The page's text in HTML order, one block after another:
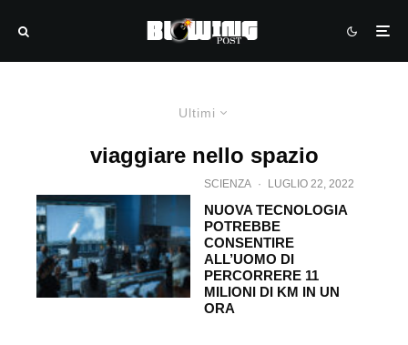
Ultimi
viaggiare nello spazio
SCIENZA · LUGLIO 22, 2022
NUOVA TECNOLOGIA
POTREBBE
CONSENTIRE
ALL’UOMO DI
PERCORRERE 11
MILIONI DI KM IN UN
ORA